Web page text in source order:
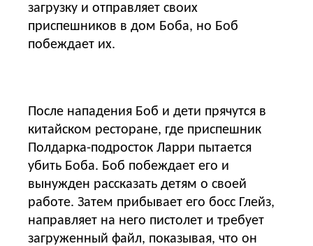
загрузку и отправляет своих
приспешников в дом Боба, но Боб
побеждает их.
После нападения Боб и дети прячутся в
китайском ресторане, где приспешник
Полдарка-подросток Ларри пытается
убить Боба. Боб побеждает его и
вынужден рассказать детям о своей
работе. Затем прибывает его босс Глейз,
направляет на него пистолет и требует
загруженный файл, показывая, что он